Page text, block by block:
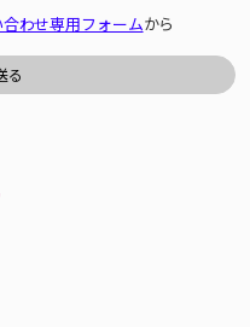
合わせ専用フォームから